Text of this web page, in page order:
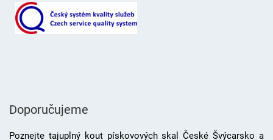
Doporučujeme
Poznejte tajuplný kout pískovových skal České Švýcarsko a